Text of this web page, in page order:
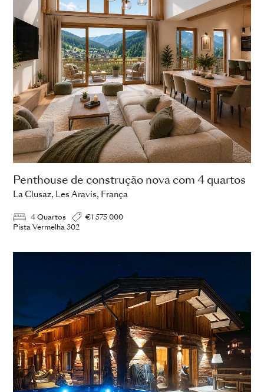
Penthouse de construção nova com 4 quartos
La Clusaz, Les Aravis, França
4 Quartos
€1 575 000
Pista Vermelha 302